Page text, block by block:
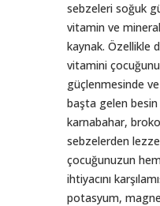
sebzeleri soğuk
vitamin ve
kaynak. Özellikle
vitamini
güçlenmesinde
başta gelen besin
karnabahar,
sebzelerden
çocuğunuzun
ihtiyacını
potasyum,